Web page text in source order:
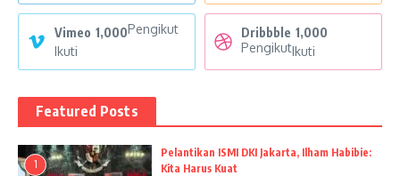
Vimeo 1,000Pengikut
Ikuti
Dribbble 1,000
PengikutIkuti
Featured Posts
1
Pelantikan ISMI DKI Jakarta, Ilham Habibie:
Kita Harus Kuat